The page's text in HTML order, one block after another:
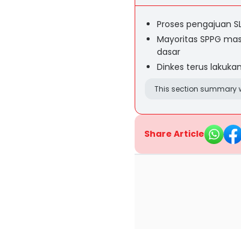
Proses pengajuan
Mayoritas SPPG
dasar
Dinkes terus
This section summary
Share Article